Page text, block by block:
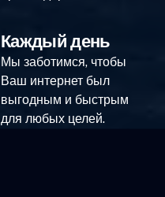
Каждый день
Мы заботимся, чтобы
Ваш интернет был
выгодным и быстрым
для любых целей.